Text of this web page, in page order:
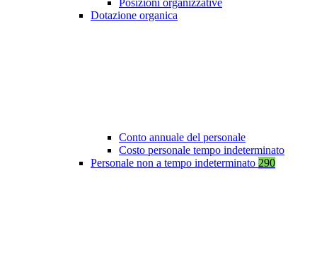
Posizioni organizzative
Dotazione organica
Conto annuale del personale
Costo personale tempo indeterminato
Personale non a tempo indeterminato 290